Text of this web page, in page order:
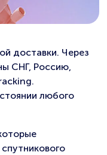
доставки. Через
СНГ, Россию,
любого